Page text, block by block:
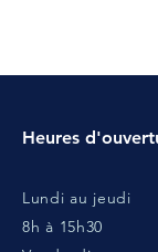
Heures
Lundi au jeudi
8h à 15h30